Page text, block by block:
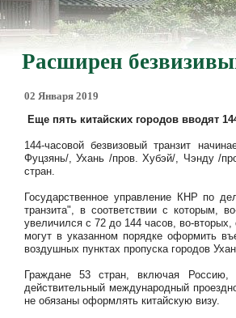
Расширен
02 Января 2019
Еще пять китайских городов вводят
144-часовой безвизовый транзит
Фуцзянь/, Ухань /пров. Хубэй/, Чэнду /
стран.
Государственное управление КНР по
транзита", в соответствии с которым,
увеличился с 72 до 144 часов, во-
могут в указанном порядке оформить
воздушных пунктах пропуска городов
Граждане 53 стран, включая
действительный международный
не обязаны оформлять китайскую визу.